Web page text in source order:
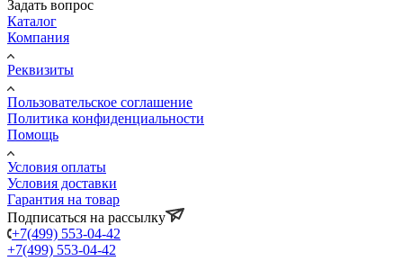
Задать вопрос
Каталог
Компания
Реквизиты
Пользовательское соглашение
Политика конфиденциальности
Помощь
Условия оплаты
Условия доставки
Гарантия на товар
Подписаться на рассылку
+7(499) 553-04-42
+7(499) 553-04-42